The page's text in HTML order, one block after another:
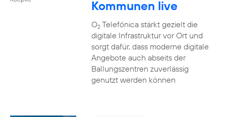
Kommunen live
O2Telefónica stärkt gezielt die
digitale Infrastruktur vor Ort und
sorgt dafür, dass moderne digitale
Angebote auch abseits der
Ballungszentren zuverlässig
genutzt werden können